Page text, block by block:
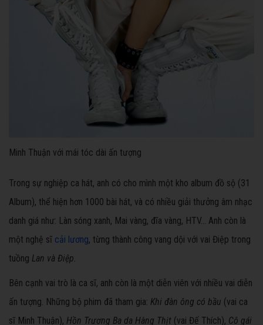
Minh Thuận với mái tóc dài ấn tượng
Trong sự nghiệp ca hát, anh có cho mình một kho album đồ sộ (31
Album), thể hiện hơn 1000 bài hát, và có nhiều giải thưởng âm nhạc
danh giá như: Làn sóng xanh, Mai vàng, đĩa vàng, HTV... Anh còn là
một nghệ sĩ cải lương, từng thành công vang dội với vai Điệp trong
tuồng Lan và Điệp.
Bên cạnh vai trò là ca sĩ, anh còn là một diễn viên với nhiều vai diễn
ấn tượng. Những bộ phim đã tham gia: Khi đàn ông có bầu (vai ca
sĩ Minh Thuận), Hồn Trương Ba da Hàng Thịt (vai Đế Thích), Cô gái